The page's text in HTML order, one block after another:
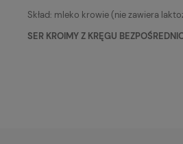
Skład: mleko krowie (nie zawiera
SER KROIMY Z KRĘGU